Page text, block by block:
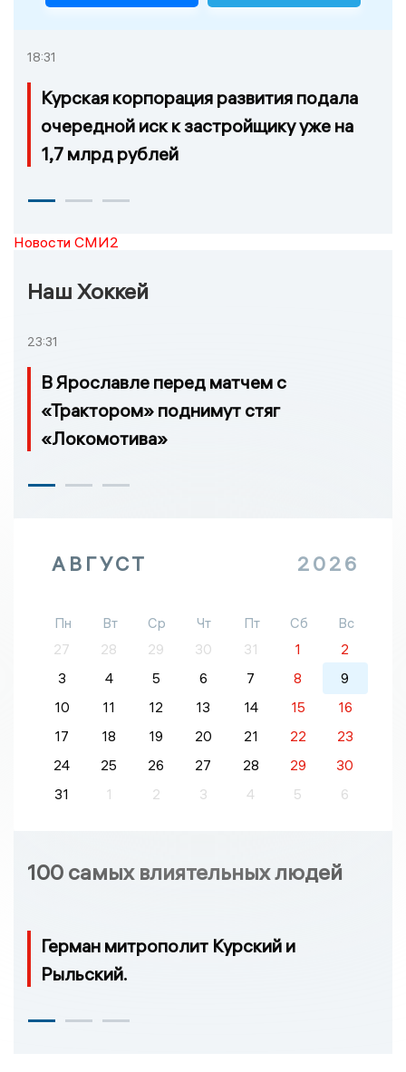
18:31
Курская корпорация развития подала
очередной иск к застройщику уже на
1,7 млрд рублей
Новости СМИ2
Наш Хоккей
23:31
В Ярославле перед матчем с
«Трактором» поднимут стяг
«Локомотива»
АВГУСТ 2026
Пн Вт Ср Чт Пт Сб
Вс
27
28 29 30 31 1
2
3
4 5 6 7 8
9
10
11 12 13 14 15
16
17
18 19 20 21 22
23
24
25 26 27 28 29
30
31
1 2 3 4 5 6
100 самых влиятельных людей
Герман митрополит Курский и
Рыльский.